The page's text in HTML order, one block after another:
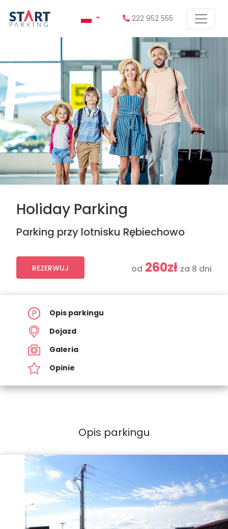
222 952 555
Holiday Parking
Parking przy lotnisku Rębiechowo
REZERWUJ od 260zł za 8 dni
Opis parkingu
Dojazd
Galeria
Opinie
Opis parkingu